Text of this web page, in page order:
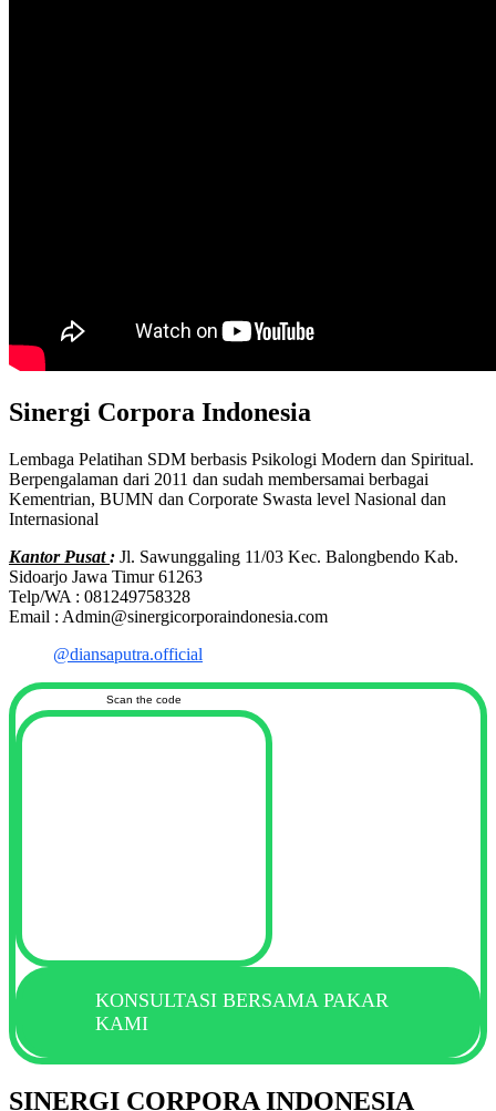
Sinergi Corpora Indonesia
Lembaga Pelatihan SDM berbasis Psikologi Modern dan Spiritual.
Berpengalaman dari 2011 dan sudah membersamai berbagai
Kementrian, BUMN dan Corporate Swasta level Nasional dan
Internasional
Kantor Pusat: Jl. Sawunggaling 11/03 Kec. Balongbendo Kab.
Sidoarjo Jawa Timur 61263
Telp/WA : 081249758328
Email : Admin@sinergicorporaindonesia.com
@diansaputra.official
Scan the code
KONSULTASI BERSAMA PAKAR
KAMI
SINERGI CORPORA INDONESIA